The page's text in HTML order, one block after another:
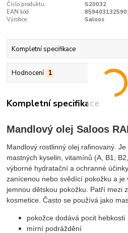
Číslo produktu:
S20032
EAN kód:
Výrobce:
Saloos
Kompletní specifikace
Hodnocení 1
Kompletní specifikace
Mandlový olej Saloos
Mandlový rostlinný olej rafinovaný.
mastných kyselin, vitamínů (A, B1,
výborné hydratační a ochranné
zanícenou nebo svědící pokožku a je
jemnou dětskou pokožku. Patří mezi
kosmetice. Často se používá jako
pokožce dodává pocit hebkosti
mírní podráždění